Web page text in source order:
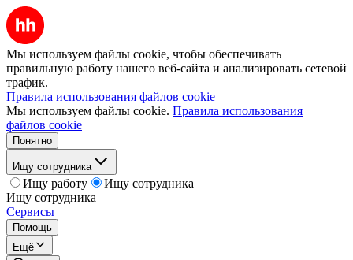
Мы используем файлы cookie, чтобы обеспечивать
правильную работу нашего веб-сайта и анализировать сетевой
трафик.
Правила использования файлов cookie
Мы используем файлы cookie. Правила использования
файлов cookie
Понятно
Ищу сотрудника
Ищу работу
Ищу сотрудника
Ищу сотрудника
Сервисы
Помощь
Ещё